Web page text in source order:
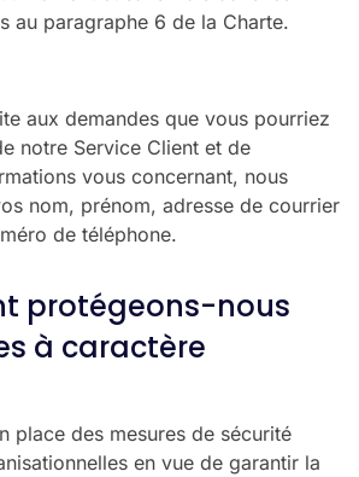
au paragraphe 6 de la Charte.
aux demandes que vous pourriez
notre Service Client et de
vous concernant, nous
nom, prénom, adresse de courrier
de téléphone.
protégeons-nous
à caractère
place des mesures de sécurité
en vue de garantir la